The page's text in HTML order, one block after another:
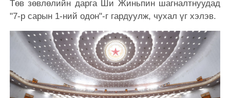
Төв зөвлөлийн дарга Ши Жиньпин шагналтнуудад
"7-р сарын 1-ний одон"-г гардуулж, чухал үг хэлэв.